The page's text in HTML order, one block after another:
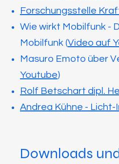
Forschungsstelle
Wie wirkt Mobilfunk -
Mobilfunk (Video auf
Masuro Emoto über
Youtube)
Rolf Betschart dipl.
Andrea Kühne -
Downloads